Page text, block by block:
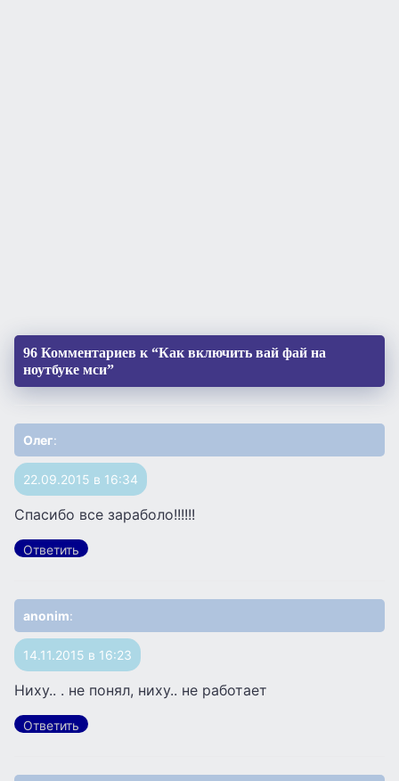
96 Комментариев к “Как включить вай фай на
ноутбуке мси”
Олег:
22.09.2015 в 16:34
Спасибо все зараболо!!!!!!
Ответить
anonim:
14.11.2015 в 16:23
Ниху.. . не понял, ниху.. не работает
Ответить